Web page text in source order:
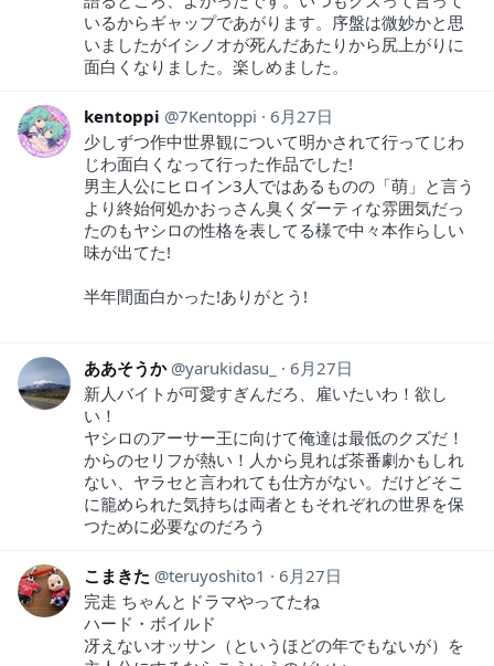
いるからギャップであがります。序盤は微妙かと思
いましたがイシノオが死んだあたりから尻上がりに
面白くなりました。楽しめました。
kentoppi 7Kentoppi
6月27日
少しずつ作中世界観について明かされて行ってじわ
じわ面白くなって行った作品でした!
男主人公にヒロイン3人ではあるものの「萌」と言う
より終始何処かおっさん臭くダーティな雰囲気だっ
たのもヤシロの性格を表してる様で中々本作らしい
味が出てた!
半年間面白かった!ありがとう!
ああそうか yarukidasu_
6月27日
新人バイトが可愛すぎんだろ、雇いたいわ！欲し
い！
ヤシロのアーサー王に向けて俺達は最低のクズだ！
からのセリフが熱い！人から見れば茶番劇かもしれ
ない、ヤラセと言われても仕方がない。だけどそこ
に籠められた気持ちは両者ともそれぞれの世界を保
つために必要なのだろう
こまきた teruyoshito1
6月27日
完走 ちゃんとドラマやってたね
ハード・ボイルド
冴えないオッサン（というほどの年でもないが）を